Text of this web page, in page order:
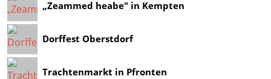
„Zeammed heabe" in Kempten
Dorffest Oberstdorf
Trachtenmarkt in Pfronten